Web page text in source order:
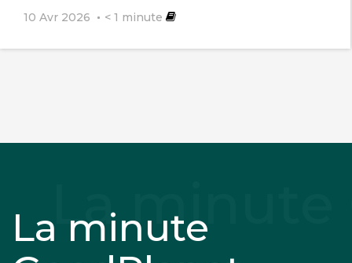
10 Avr 2026 < 1 minute
La minute